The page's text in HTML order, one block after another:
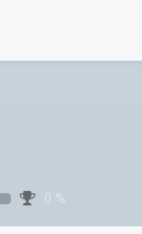
0 %